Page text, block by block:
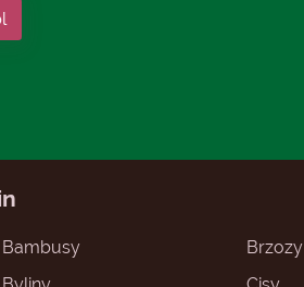
Bambusy
Brzozy